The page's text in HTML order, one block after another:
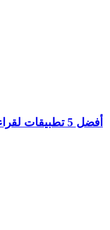
أفضل 5 تطبيقات